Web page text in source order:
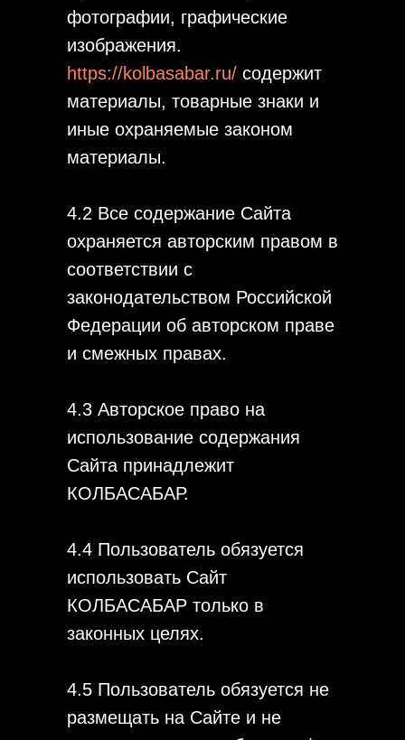
фотографии, графические
изображения.
https://kolbasabar.ru/ содержит
материалы, товарные знаки и
иные охраняемые законом
материалы.
4.2 Все содержание Сайта
охраняется авторским правом в
соответствии с
законодательством Российской
Федерации об авторском праве
и смежных правах.
4.3 Авторское право на
использование содержания
Сайта принадлежит
КОЛБАСАБАР.
4.4 Пользователь обязуется
использовать Сайт
КОЛБАСАБАР только в
законных целях.
4.5 Пользователь обязуется не
размещать на Сайте и не